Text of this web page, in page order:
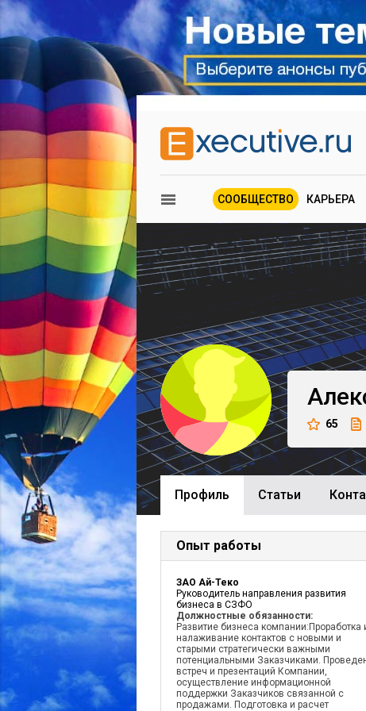
СООБЩЕСТВО КАРЬЕРА
65
Профиль Cтатьи
Опыт работы
ЗАО Ай-Теко
Руководитель направления развития
бизнеса в СЗФО
Должностные обязанности:
Развитие бизнеса компании:Проработка
налаживание контактов с новыми и
старыми стратегически важными
потенциальными Заказчиками.
встреч и презентаций Компании,
осуществление информационной
поддержки Заказчиков связанной с
продажами. Подготовка и расчет